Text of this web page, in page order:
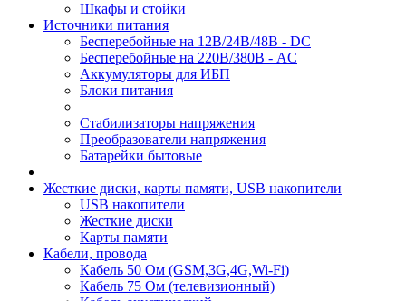
Шкафы и стойки
Источники питания
Бесперебойные на 12В/24В/48В - DC
Бесперебойные на 220В/380В - AC
Аккумуляторы для ИБП
Блоки питания
Стабилизаторы напряжения
Преобразователи напряжения
Батарейки бытовые
Жесткие диски, карты памяти, USB накопители
USB накопители
Жесткие диски
Карты памяти
Кабели, провода
Кабель 50 Ом (GSM,3G,4G,Wi-Fi)
Кабель 75 Ом (телевизионный)